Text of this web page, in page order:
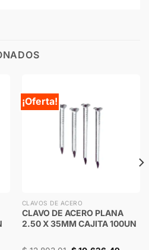
¡Oferta!
CLAVOS DE ACERO
CLAVO DE ACERO PLANA
2.50 X 35MM CAJITA 100UN